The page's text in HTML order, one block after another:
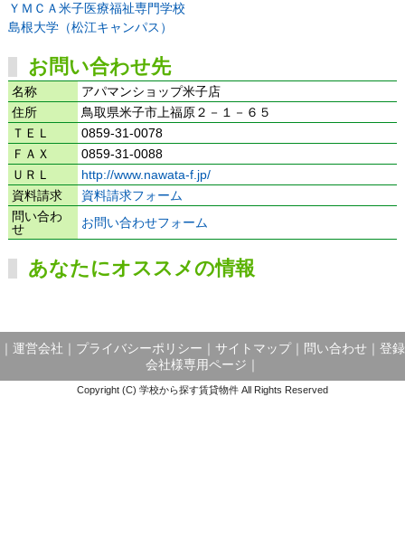
ＹＭＣＡ米子医療福祉専門学校
島根大学（松江キャンパス）
お問い合わせ先
名称
アパマンショップ米子店
住所
鳥取県米子市上福原２－１－６５
ＴＥＬ
0859-31-0078
ＦＡＸ
0859-31-0088
ＵＲＬ
http://www.nawata-f.jp/
資料請求
資料請求フォーム
問い合わ
せ
お問い合わせフォーム
あなたにオススメの情報
運営会社 プライバシーポリシー サイトマップ｜ 問い合わせ
登録
会社様専用ページ
Copyright (C) 学校から探す賃貸物件 All Rights Reserved